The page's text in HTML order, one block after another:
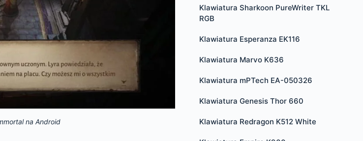
na Android
Klawiatura Sharkoon PureWriter TKL
RGB
Klawiatura Esperanza EK116
Klawiatura Marvo K636
Klawiatura mPTech EA-050326
Klawiatura Genesis Thor 660
Klawiatura Redragon K512 White